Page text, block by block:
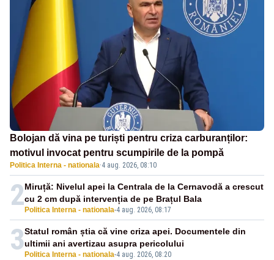
Bolojan dă vina pe turiști pentru criza carburanților:
motivul invocat pentru scumpirile de la pompă
Politica Interna - nationala·4 aug. 2026, 08:10
2 Politica Interna - nationala-4 aug. 2026, 08:17
Miruță: Nivelul apei la Centrala de la Cernavodă a crescut
cu 2 cm după intervenția de pe Brațul Bala
3 Politica Interna - nationala-4 aug. 2026, 08:20
Statul român știa că vine criza apei. Documentele din
ultimii ani avertizau asupra pericolului